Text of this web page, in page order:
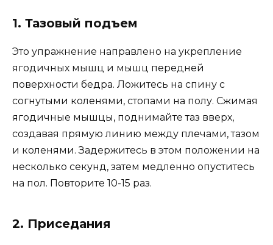
1. Тазовый подъем
Это упражнение направлено на укрепление
ягодичных мышц и мышц передней
поверхности бедра. Ложитесь на спину с
согнутыми коленями, стопами на полу. Сжимая
ягодичные мышцы, поднимайте таз вверх,
создавая прямую линию между плечами, тазом
и коленями. Задержитесь в этом положении на
несколько секунд, затем медленно опуститесь
на пол. Повторите 10-15 раз.
2. Приседания